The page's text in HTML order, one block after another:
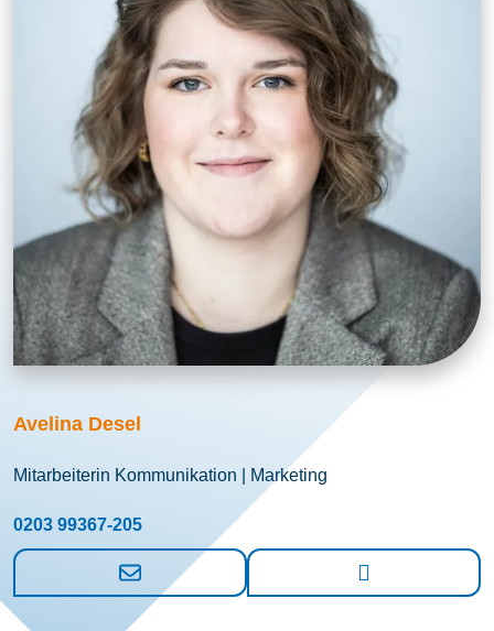
Avelina Desel
Mitarbeiterin Kommunikation | Marketing
0203 99367-205